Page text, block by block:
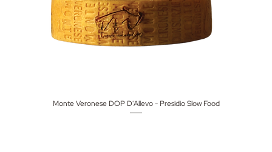
Monte Veronese DOP D'Allevo - Presidio Slow Food